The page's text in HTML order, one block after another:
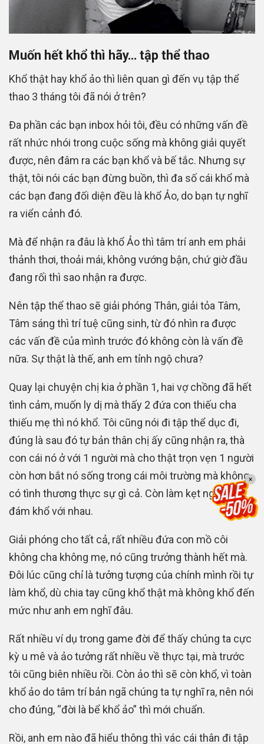
Muốn hết khổ thì hãy… tập thể thao
Khổ thật hay khổ ảo thì liên quan gì đến vụ tập thể
thao 3 tháng tôi đã nói ở trên?
Đa phần các bạn inbox hỏi tôi, đều có những vấn đề
rất nhức nhói trong cuộc sống mà không giải quyết
được, nên đâm ra các bạn khổ và bế tắc. Nhưng sự
thật, tôi nói các bạn đừng buồn, thì đa số cái khổ mà
các bạn đang đối diện đều là khổ Ảo, do bạn tự nghĩ
ra viển cảnh đó.
Mà để nhận ra đâu là khổ Ảo thì tâm trí anh em phải
thảnh thơi, thoải mái, không vướng bận, chứ giờ đầu
đang rối thì sao nhận ra được.
Nên tập thể thao sẽ giải phóng Thân, giải tỏa Tâm,
Tâm sáng thì trí tuệ cũng sinh, từ đó nhìn ra được
các vấn đề của mình trước đó không còn là vấn đề
nữa. Sự thật là thế, anh em tỉnh ngộ chưa?
Quay lại chuyện chị kia ở phần 1, hai vợ chồng đã hết
tình cảm, muốn ly dị mà thấy 2 đứa con thiếu cha
thiếu mẹ thì nó khổ. Tôi cũng nói đi tập thể dục đi,
đúng là sau đó tự bản thân chị ấy cũng nhận ra, thà
con cái nó ở với 1 người mà cho thật trọn vẹn 1 người
còn hơn bắt nó sống trong cái môi trường mà không
có tình thương thực sự gì cả. Còn làm kẹt nguyên
đám khổ với nhau.
Giải phóng cho tất cả, rất nhiều đứa con mồ côi
không cha không mẹ, nó cũng trưởng thành hết mà.
Đôi lúc cũng chỉ là tưởng tượng của chính mình rồi tự
làm khổ, dù chia tay cũng khổ thật mà không khổ đến
mức như anh em nghĩ đâu.
Rất nhiều ví dụ trong game đời để thấy chúng ta cực
kỳ u mê và ảo tưởng rất nhiều về thực tại, mà trước
tôi cũng biên nhiều rồi. Còn ảo thì sẽ còn khổ, vì toàn
khổ ảo do tâm trí bản ngã chúng ta tự nghĩ ra, nên nói
cho đúng, “đời là bể khổ ảo” thì mới chuẩn.
Rồi, anh em nào đã hiểu thông thì vác cái thân đi tập
×